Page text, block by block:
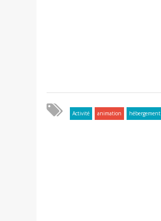
Activité animation hébergement